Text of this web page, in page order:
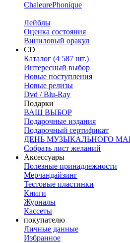
ChaleurePhonique
Лейблы
Оценка состояния
Виниловый оракул
CD
Каталог (4 587 шт.)
Интересный выбор
Новые поступления
Новые релизы
Dvd / Blu-Ray
Подарки
ВАШ ВЫБОР
Подарочные издания
Подарочный сертификат
ДЕНЬ МУЗЫКАЛЬНОГО
Собрать лист желаний
Аксессуары
Полезные принадлежности
Мерчандайзинг
Тестовые пластинки
Книги
Журналы
Кассеты
покупателю
Личные данные
Избранное